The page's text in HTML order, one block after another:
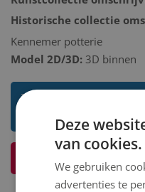
Historische collectie
Kennemer potterie
Model 2D/3D: 3D binnen
Toon mij meer werken van
Deze
van cookies.
We gebruiken
advertenties te